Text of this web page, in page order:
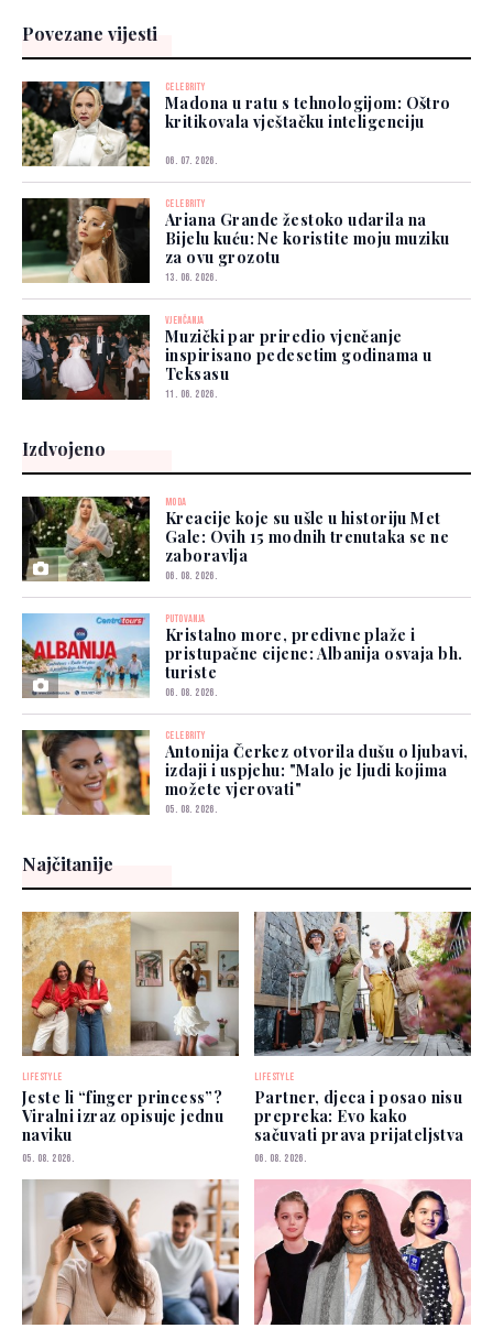
Povezane vijesti
CELEBRITY
Madona u ratu s tehnologijom: Oštro
kritikovala vještačku inteligenciju
06. 07. 2026.
CELEBRITY
Ariana Grande žestoko udarila na
Bijelu kuću: Ne koristite moju muziku
za ovu grozotu
13. 06. 2026.
VJENČANJA
Muzički par priredio vjenčanje
inspirisano pedesetim godinama u
Teksasu
11. 06. 2026.
Izdvojeno
MODA
Kreacije koje su ušle u historiju Met
Gale: Ovih 15 modnih trenutaka se ne
zaboravlja
06. 08. 2026.
PUTOVANJA
Kristalno more, predivne plaže i
pristupačne cijene: Albanija osvaja bh.
turiste
06. 08. 2026.
CELEBRITY
Antonija Čerkez otvorila dušu o ljubavi,
izdaji i uspjehu: "Malo je ljudi kojima
možete vjerovati"
05. 08. 2026.
Najčitanije
LIFESTYLE
Jeste li “finger princess”?
Viralni izraz opisuje jednu
naviku
05. 08. 2026.
LIFESTYLE
Partner, djeca i posao nisu
prepreka: Evo kako
sačuvati prava prijateljstva
06. 08. 2026.